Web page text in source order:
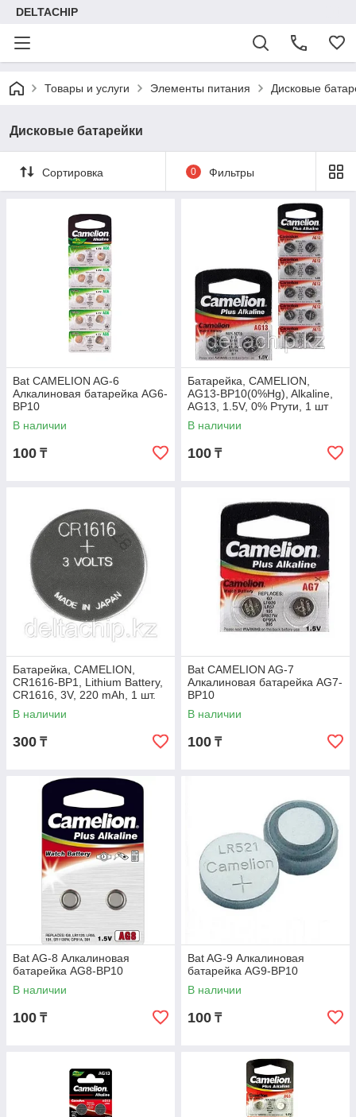
DELTACHIP
Товары и услуги Элементы питания Дисковые
Дисковые батарейки
Сортировка 0 Фильтры
Bat CAMELION AG-6
Алкалиновая батарейка AG6-
BP10
В наличии
100 ₸
Батарейка, CAMELION,
AG13-BP10(0%Hg), Alkaline,
AG13, 1.5V, 0% Ртути, 1 шт
В наличии
100 ₸
Батарейка, CAMELION,
CR1616-BP1, Lithium Battery,
CR1616, 3V, 220 mAh, 1 шт.
В наличии
300 ₸
Bat CAMELION AG-7
Алкалиновая батарейка AG7-
BP10
В наличии
100 ₸
Bat AG-8 Алкалиновая
батарейка AG8-BP10
В наличии
100 ₸
Bat AG-9 Алкалиновая
батарейка AG9-BP10
В наличии
100 ₸